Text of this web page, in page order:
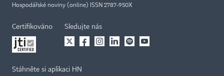
Hospodářské noviny (online) ISSN 2787-950X
Certifikováno Sledujte nás
Stáhněte si aplikaci HN